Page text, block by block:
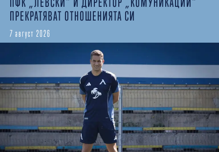
ПРЕКРАТЯВАТ ОТНОШЕНИЯТА СИ
7 август 2026